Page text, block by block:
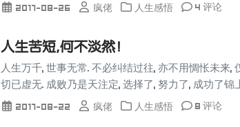
2017-08-26 疯佬 人生感悟 4 评论
人生苦短,何不淡然！
人生万千, 世事无常. 不必纠结过往, 亦不用惆怅未来
切已虚无. 成败乃是天注定, 选择了, 努力了, 成功了锦
2017-08-22 疯佬 人生感悟 8 评论